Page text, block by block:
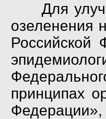
Для
озеленения
принципах